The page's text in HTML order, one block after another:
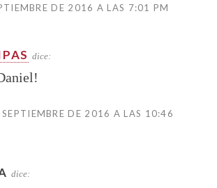
DE 2016 A LAS 7:01 PM
dice:
SEPTIEMBRE DE 2016 A LAS 10:46
dice: